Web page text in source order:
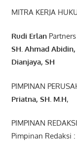
MITRA KERJA
Rudi ErlanPartners
SH. Ahmad Abidin,
Dianjaya, SH
PIMPINAN
Priatna, SH . M.H,
PIMPINAN
Pimpinan Redaksi :